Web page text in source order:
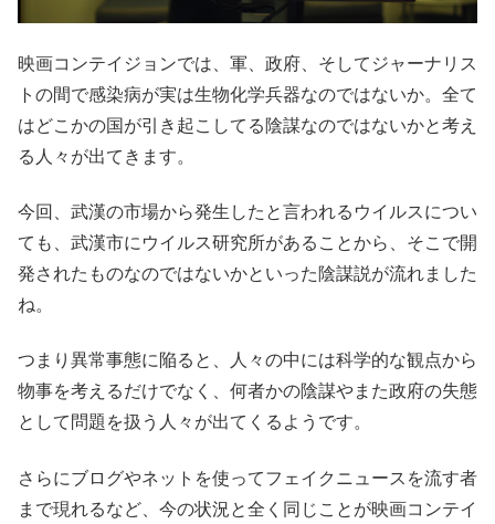
映画コンテイジョンでは、軍、政府、そしてジャーナリス
トの間で感染病が実は生物化学兵器なのではないか。全て
はどこかの国が引き起こしてる陰謀なのではないかと考え
る人々が出てきます。
今回、武漢の市場から発生したと言われるウイルスについ
ても、武漢市にウイルス研究所があることから、そこで開
発されたものなのではないかといった陰謀説が流れました
ね。
つまり異常事態に陥ると、人々の中には科学的な観点から
物事を考えるだけでなく、何者かの陰謀やまた政府の失態
として問題を扱う人々が出てくるようです。
さらにブログやネットを使ってフェイクニュースを流す者
まで現れるなど、今の状況と全く同じことが映画コンテイ